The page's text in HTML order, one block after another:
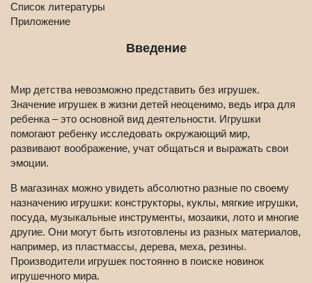
Список литературы
Приложение
Введение
Мир детства невозможно представить без игрушек.
Значение игрушек в жизни детей неоценимо, ведь игра для
ребенка – это основной вид деятельности. Игрушки
помогают ребенку исследовать окружающий мир,
развивают воображение, учат общаться и выражать свои
эмоции.
В магазинах можно увидеть абсолютно разные по своему
назначению игрушки: конструкторы, куклы, мягкие игрушки,
посуда, музыкальные инструменты, мозаики, лото и многие
другие. Они могут быть изготовлены из разных материалов,
например, из пластмассы, дерева, меха, резины.
Производители игрушек постоянно в поиске новинок
игрушечного мира.